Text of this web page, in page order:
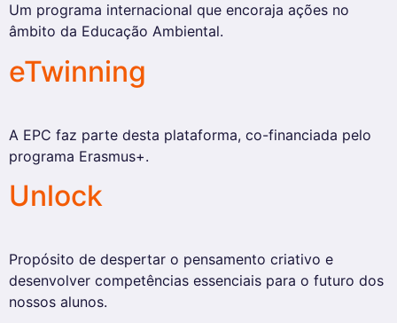
Um programa internacional que encoraja ações no
âmbito da Educação Ambiental.
eTwinning
A EPC faz parte desta plataforma, co-financiada pelo
programa Erasmus+.
Unlock
Propósito de despertar o pensamento criativo e
desenvolver competências essenciais para o futuro dos
nossos alunos.